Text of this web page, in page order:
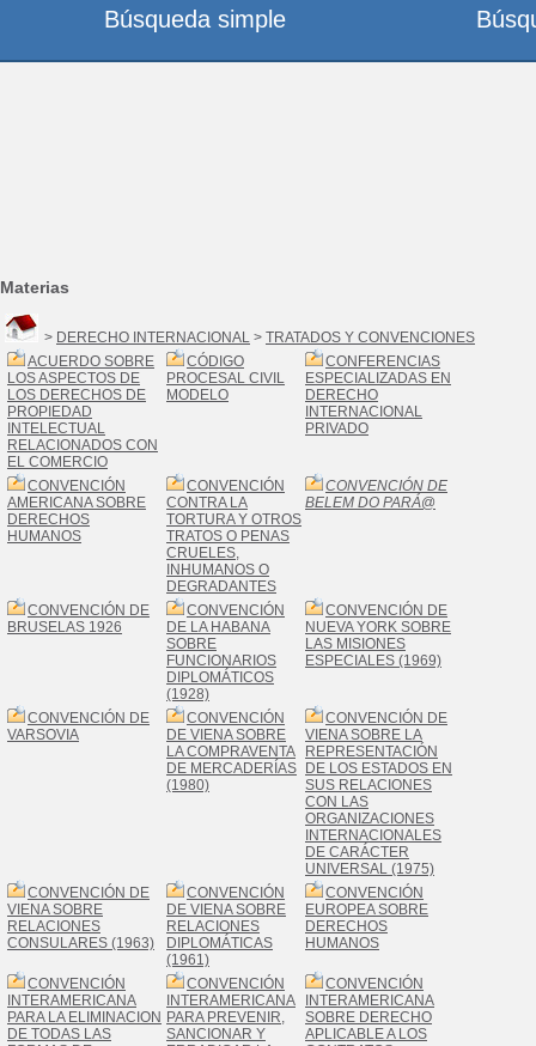
Materias
> DERECHO INTERNACIONAL > TRATADOS Y CONVENCIONES
ACUERDO SOBRE
LOS ASPECTOS DE
LOS DERECHOS DE
PROPIEDAD
INTELECTUAL
RELACIONADOS CON
EL COMERCIO
CÓDIGO
PROCESAL CIVIL
MODELO
CONFERENCIAS
ESPECIALIZADAS EN
DERECHO
INTERNACIONAL
PRIVADO
CONVENCIÓN
AMERICANA SOBRE
DERECHOS
HUMANOS
CONVENCIÓN
CONTRA LA
TORTURA Y OTROS
TRATOS O PENAS
CRUELES,
INHUMANOS O
DEGRADANTES
CONVENCIÓN DE
BELEM DO PARÁ@
CONVENCIÓN DE
BRUSELAS 1926
CONVENCIÓN
DE LA HABANA
SOBRE
FUNCIONARIOS
DIPLOMÁTICOS
(1928)
CONVENCIÓN DE
NUEVA YORK SOBRE
LAS MISIONES
ESPECIALES (1969)
CONVENCIÓN DE
VARSOVIA
CONVENCIÓN
DE VIENA SOBRE
LA COMPRAVENTA
DE MERCADERÍAS
(1980)
CONVENCIÓN DE
VIENA SOBRE LA
REPRESENTACIÓN
DE LOS ESTADOS EN
SUS RELACIONES
CON LAS
ORGANIZACIONES
INTERNACIONALES
DE CARÁCTER
UNIVERSAL (1975)
CONVENCIÓN DE
VIENA SOBRE
RELACIONES
CONSULARES (1963)
CONVENCIÓN
DE VIENA SOBRE
RELACIONES
DIPLOMÁTICAS
(1961)
CONVENCIÓN
EUROPEA SOBRE
DERECHOS
HUMANOS
CONVENCIÓN
INTERAMERICANA
PARA LA ELIMINACION
DE TODAS LAS
CONVENCIÓN
INTERAMERICANA
PARA PREVENIR,
SANCIONAR Y
CONVENCIÓN
INTERAMERICANA
SOBRE DERECHO
APLICABLE A LOS
Búsqueda simple